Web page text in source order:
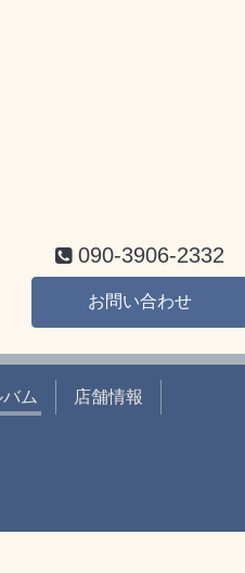
090-3906-2332
お問い合わせ
ム 店舗情報